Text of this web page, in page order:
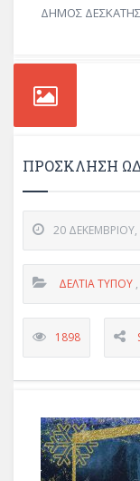
ΔΗΜΟΣ ΔΕΣΚΑΤΗΣ
ΠΡΌΣΚΛΗΣΗ
20 ΔΕΚΕΜΒΡΊΟΥ,
ΔΕΛΤΊΑ ΤΎΠΟΥ ,
1898